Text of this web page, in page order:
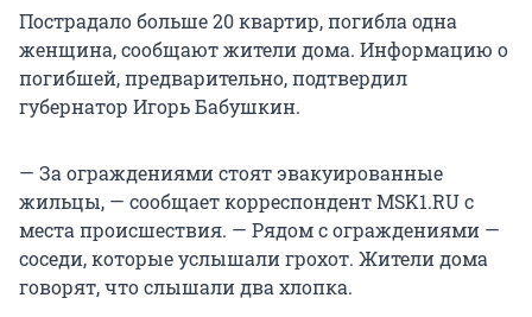
Пострадало больше 20 квартир, погибла одна
женщина, сообщают жители дома. Информацию о
погибшей, предварительно, подтвердил
губернатор Игорь Бабушкин.
— За ограждениями стоят эвакуированные
жильцы, — сообщает корреспондент MSK1.RU с
места происшествия. — Рядом с ограждениями —
соседи, которые услышали грохот. Жители дома
говорят, что слышали два хлопка.